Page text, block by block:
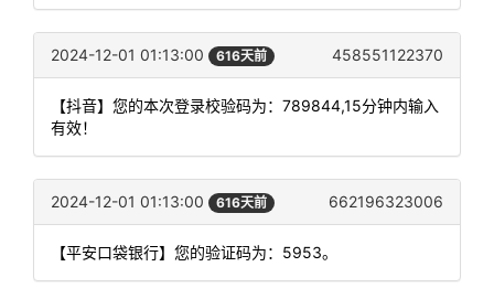
2024-12-01 01:13:00 616天前 458551122370
【抖音】您的本次登录校验码为：789844,15分钟内输入
有效！
2024-12-01 01:13:00 616天前 662196323006
【平安口袋银行】您的验证码为：5953。